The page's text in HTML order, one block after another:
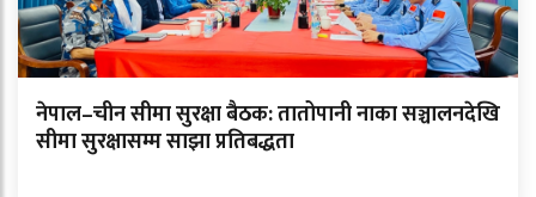
नेपाल–चीन सीमा सुरक्षा बैठक: तातोपानी नाका सञ्चालनदेखि
सीमा सुरक्षासम्म साझा प्रतिबद्धता